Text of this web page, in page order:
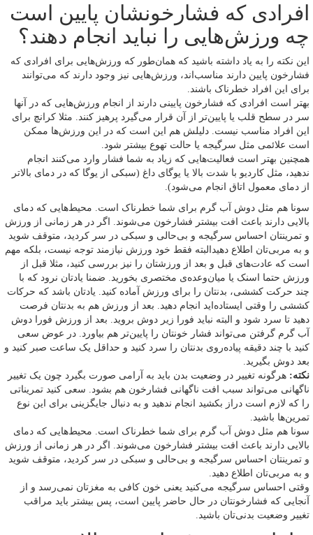
افرادی که فشارخونشان پایین است
چه ورزش‌هایی را نباید انجام دهند؟
این نکته را به یاد داشته باشید که همان‌طور که ورزش‌هایی برای افرادی که
فشارخون پایین دارند مناسب‌اند، ورزش‌هایی نیز وجود دارند که می‌توانند
برای این افراد خطرناک باشند.
بهتر است افرادی که فشارخون پایینی دارند از انجام ورزش‌هایی که در آنها
سر در سطح قلب یا پایین‌تر از آن قرار می‌گیرد پرهیز کنند. مثلا کرانچ برای
این افراد مناسب نیست. دلیلش هم این است که در این ورزش‌ها ممکن
است علائمی مثل سرگیجه یا حالت تهوع بیشتر شود.
همچنین بهتر است فعالیت‌هایی که زیاد به شما فشار وارد می‌کنند انجام
ندهید، مثل کاردیو با شدت بالا یا یوگای داغ (سبکی از یوگا که در دمای بالاتر
از دمای معمول اتاق انجام می‌شود).
سونا هم مثل دوش آب گرم برای شما خطرناک است. محیط‌هایی که دمای
بالایی دارند باعث افت بیشتر فشارخون می‌شوند. اگر در هر زمانی از ورزش
و تمرینتان احساس سرگیجه و بی‌حالی و سبکی در سر کردید، متوقف شوید
و به مربی‌تان اطلاع دهیدالبته فقط خود ورزش نیازمند توجه نیست، بلکه مهم
است که عادت‌های قبل و بعد از ورزشتان را نیز بررسی کنید، مثلا قبل از
ورزش حتما اسنک یا میان‌وعده‌ی مختصری بخورید. ضمنا یادتان نرود که با
چند حرکت کششی، بدنتان را برای ورزش آماده کنید. یادتان باشد که حرکات
کششی را وقتی ایستاده‌اید انجام دهید. بعد از ورزش هم به بدنتان فرصت
دهید تا سرد شود و البته نباید فورا زیر دوش بروید. بعد از ورزش فورا دوش
آب گرم گرفتن می‌تواند فشار خونتان را پایین‌تر هم بیاورد. در عوض سعی
کنید با چند دقیقه پیاده‌روی بدنتان را سرد کنید و حداقل یک ساعت صبر کنید و
بعد دوش بگیرید.
نکته: هرگونه تغییر در وضعیت بدن باید به آرامی صورت بگیرد چون یک تغییر
ناگهانی می‌تواند سبب افت ناگهانی فشارخون هم بشود. سعی کنید تمریناتی
را که لازم است دراز بکشید انجام ندهید و به دنبال جایگزینی برای این نوع
تمرین‌ها باشید.
سونا هم مثل دوش آب گرم برای شما خطرناک است. محیط‌هایی که دمای
بالایی دارند باعث افت بیشتر فشارخون می‌شوند. اگر در هر زمانی از ورزش
و تمرینتان احساس سرگیجه و بی‌حالی و سبکی در سر کردید، متوقف شوید
و به مربی‌تان اطلاع دهید.
وقتی احساس سرگیجه می‌کنید یعنی خون کافی به مغزتان نمی‌رسد و از
آنجایی که فشارخونتان در حال حاضر پایین است، پس بیشتر باید مراقب
تغییر وضعیت بدنی‌تان باشید.